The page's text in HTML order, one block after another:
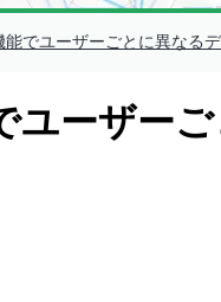
でユーザーごとに異なる
ユーザー